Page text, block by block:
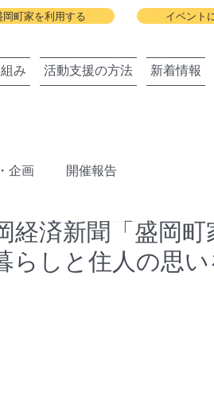
岡町家を利用する イベント
み 活動支援の方法 新着情報
企画 開催報告
祭り 北上川に舟っこを運航す
経済新聞「盛岡
しと住人の思